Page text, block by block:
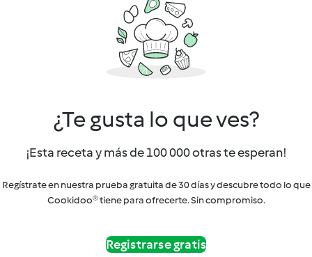
¿Te gusta lo que ves?
¡Esta receta y más de 100 000 otras te esperan!
Regístrate en nuestra prueba gratuita de 30 días y descubre todo lo que
Cookidoo® tiene para ofrecerte. Sin compromiso.
Registrarse gratis